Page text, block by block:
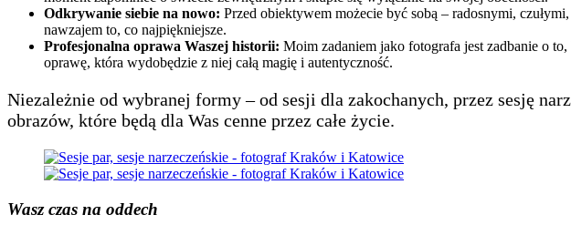
Odkrywanie siebie na nowo: Przed obiektywem możecie być sobą – radosnymi,
nawzajem to, co najpiękniejsze.
Profesjonalna oprawa Waszej historii: Moim zadaniem jako fotografa jest zadbanie o
oprawę, która wydobędzie z niej całą magię i autentyczność.
Niezależnie od wybranej formy – od sesji dla zakochanych, przez sesję
obrazów, które będą dla Was cenne przez całe życie.
Wasz czas na oddech